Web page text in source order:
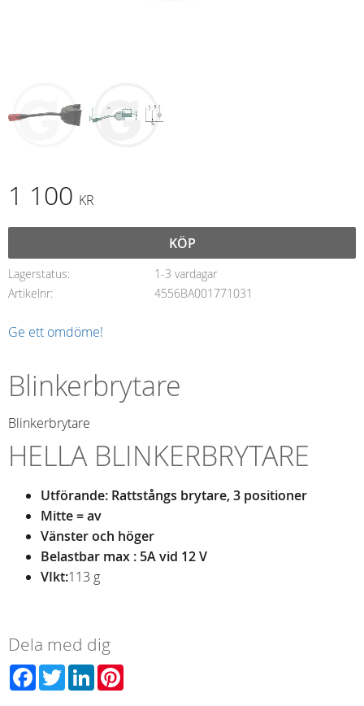
1 100 KR
KÖP
Lagerstatus
1-3 vardagar
Artikelnr
4556BA001771031
Ge ett omdöme!
Blinkerbrytare
Blinkerbrytare
HELLA BLINKERBRYTARE
Utförande: Rattstångs brytare, 3 positioner
Mitte = av
Vänster och höger
Belastbar max : 5A vid 12 V
VIkt:113 g
Dela med dig
Facebook
TwitterLinkedIn